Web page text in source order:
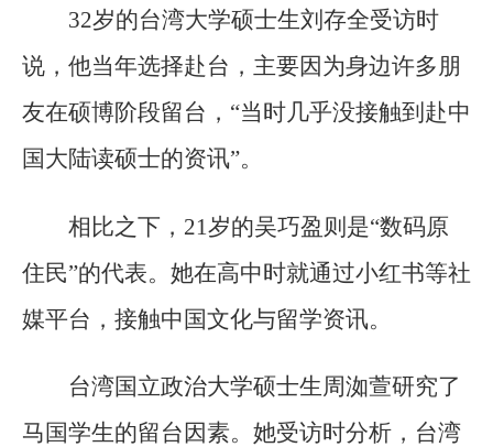
32岁的台湾大学硕士生刘存全受访时
说，他当年选择赴台，主要因为身边许多朋
友在硕博阶段留台，“当时几乎没接触到赴中
国大陆读硕士的资讯”。
相比之下，21岁的吴巧盈则是“数码原
住民”的代表。她在高中时就通过小红书等社
媒平台，接触中国文化与留学资讯。
台湾国立政治大学硕士生周洳萱研究了
马国学生的留台因素。她受访时分析，台湾